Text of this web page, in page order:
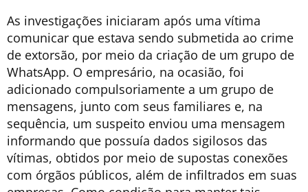
As investigações iniciaram após uma vítima
comunicar que estava sendo submetida ao crime
de extorsão, por meio da criação de um grupo de
WhatsApp. O empresário, na ocasião, foi
adicionado compulsoriamente a um grupo de
mensagens, junto com seus familiares e, na
sequência, um suspeito enviou uma mensagem
informando que possuía dados sigilosos das
vítimas, obtidos por meio de supostas conexões
com órgãos públicos, além de infiltrados em suas